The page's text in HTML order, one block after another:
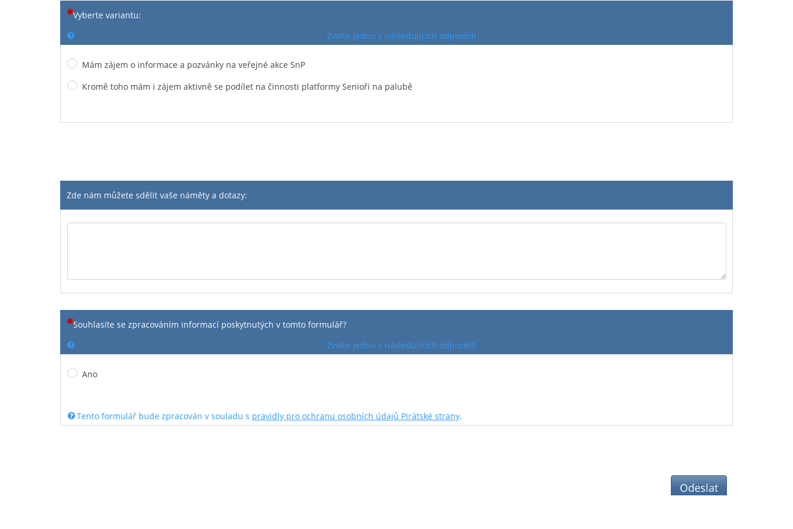
(Tato otázka je povinná)
Vyberte variantu:
Zvolte jednu z následujících odpovědí
Mám zájem o informace a pozvánky na veřejné akce SnP
Kromě toho mám i zájem aktivně se podílet na činnosti platformy Senioři na palubě
Zde nám můžete sdělit vaše náměty a dotazy:
(Tato otázka je povinná)
Souhlasíte se zpracováním informací poskytnutých v tomto formulář?
Zvolte jednu z následujících odpovědí
Ano
Tento formulář bude zpracován v souladu s pravidly pro ochranu osobních údajů Pirátské strany.
Odeslat